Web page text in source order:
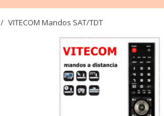
VITECOM Mandos SAT/TDT